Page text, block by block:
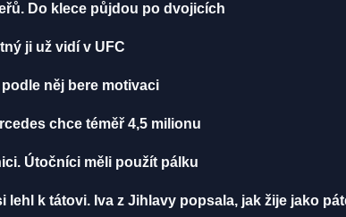
Do klece půjdou po dvojicích
ji už vidí v UFC
něj bere motivaci
chce téměř 4,5 milionu
Útočníci měli použít pálku
lehl k tátovi. Iva z Jihlavy popsala, jak žije jako